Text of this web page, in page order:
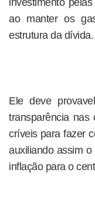
investimento
ao manter os
estrutura da dívida.
Ele deve
transparência nas
críveis para fazer
auxiliando assim
inflação para o